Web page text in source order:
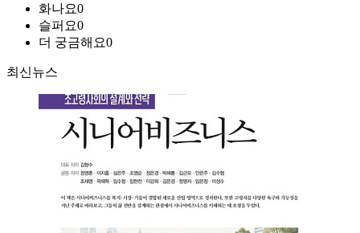
화나요0
슬퍼요0
더 궁금해요0
최신뉴스